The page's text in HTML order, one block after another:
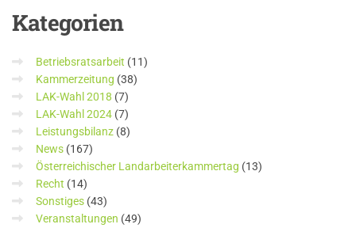
Kategorien
Betriebsratsarbeit (11)
Kammerzeitung (38)
LAK-Wahl 2018 (7)
LAK-Wahl 2024 (7)
Leistungsbilanz (8)
News (167)
Österreichischer Landarbeiterkammertag (13)
Recht (14)
Sonstiges (43)
Veranstaltungen (49)